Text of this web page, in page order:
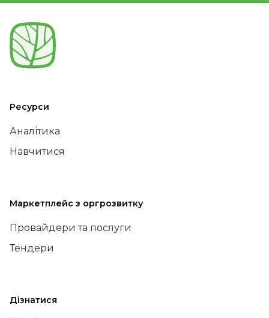
Ресурси
Аналітика
Навчитися
Маркетплейс з оргрозвитку
Провайдери та послуги
Тендери
Дізнатися